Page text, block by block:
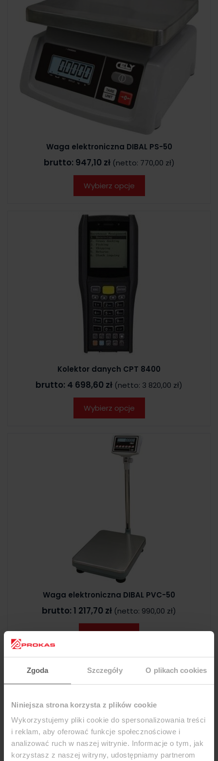
Zgoda Szczegóły O plikach cookies
Niniejsza strona korzysta z plików cookie
Wykorzystujemy pliki cookie do spersonalizowania treści
i reklam, aby oferować funkcje społecznościowe i
analizować ruch w naszej witrynie. Informacje o tym, jak
korzystasz z naszej witryny, udostępniamy partnerom
Waga elektroniczna DIBAL PS-50
brutto: 947,10 zł (netto: 770,00 zł)
Wybierz opcje
Kolektor danych CPT 8400
brutto: 4 698,60 zł (netto: 3 820,00 zł)
Wybierz opcje
Waga elektroniczna DIBAL PVC-50
brutto:1 217,70 zł (netto: 990,00 zł)
Do koszyka